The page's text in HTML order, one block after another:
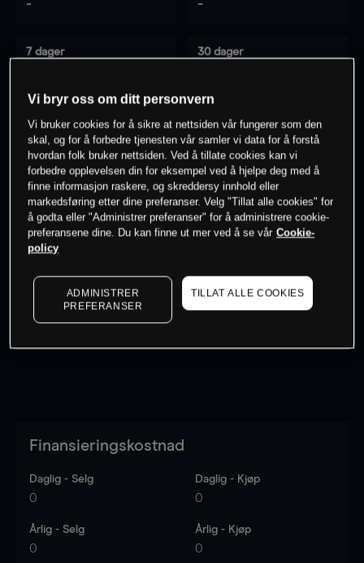
- -
7 dager 30 dager
0% av kunder erpå dette instrumentet
Søk om konto
Kursene er veiledende.
Finansieringskostnad
Daglig - Selg
0
Daglig - Kjøp
0
Årlig - Selg
0
Årlig - Kjøp
0
Vi bryr oss om ditt personvern
Vi bruker cookies for å sikre at nettsiden vår fungerer som den
skal, og for å forbedre tjenesten vår samler vi data for å forstå
hvordan folk bruker nettsiden. Ved å tillate cookies kan vi
forbedre opplevelsen din for eksempel ved å hjelpe deg med å
finne informasjon raskere, og skreddersy innhold eller
markedsføring etter dine preferanser. Velg "Tillat alle cookies" for
å godta eller "Administrer preferanser" for å administrere cookie-
preferansene dine. Du kan finne ut mer ved å se vår Cookie-
policy
ADMINISTRER
PREFERANSER
TILLAT ALLE COOKIES